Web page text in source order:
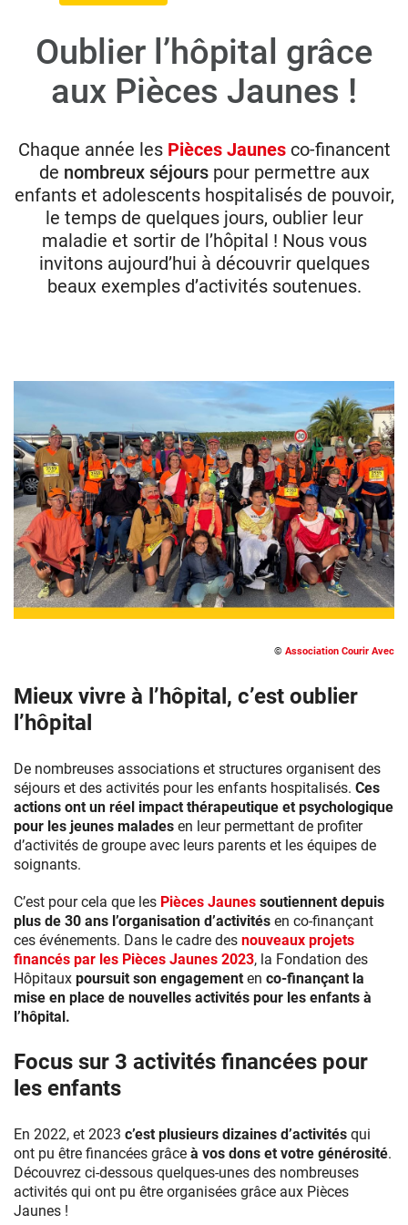
Donateurs
Hôpitaux
Presse
Oublier l’hôpital grâce
aux Pièces Jaunes !
Chaque année les Pièces Jaunesco-financent
de nombreux séjourspour permettre aux
enfants et adolescents hospitalisés de pouvoir,
le temps de quelques jours, oublier leur
maladie et sortir de l’hôpital ! Nous vous
invitons aujourd’hui à découvrir quelques
beaux exemples d’activités soutenues.
–
Association
Courir
© Association Courir Avec
Mieux vivre à l’hôpital, c’est oublier
l’hôpital
De nombreuses associations et structures organisent des
séjours et des activités pour les enfants hospitalisés. Ces
actions ont un réel impact thérapeutique et psychologique
pour les jeunes malades en leur permettant de profiter
d’activités de groupe avec leurs parents et les équipes de
soignants.
C’est pour cela que les Pièces Jaunes soutiennent depuis
plus de 30 ans l’organisation d’activités en co-finançant
ces événements. Dans le cadre des nouveaux projets
financés par les Pièces Jaunes 2023, la Fondation des
Hôpitaux poursuit son engagement en co-finançant la
mise en place de nouvelles activités pour les enfants à
l’hôpital.
Focus sur 3 activités financées pour
les enfants
En 2022, et 2023 c’est plusieurs dizaines d’activités qui
ont pu être financées grâce à vos dons et votre générosité.
Découvrez ci-dessous quelques-unes des nombreuses
activités qui ont pu être organisées grâce aux Pièces
Jaunes !